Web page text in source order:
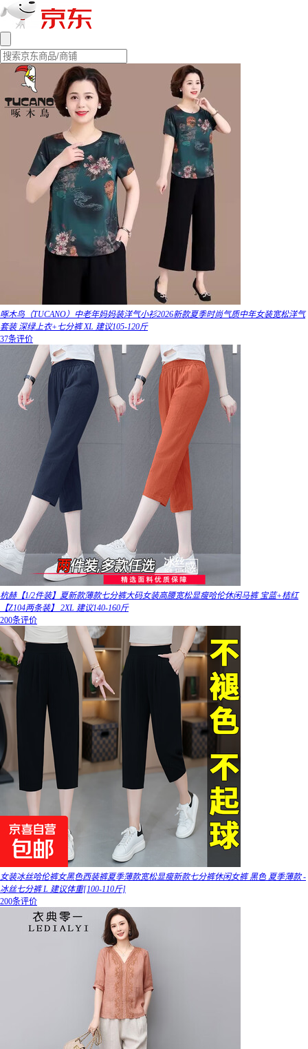
啄木鸟（TUCANO）中老年妈妈装洋气小衫2026新款夏季时尚气质中年女装宽松洋气
套装 深绿上衣+七分裤 XL 建议105-120斤
37条评价
杭赫【1/2件装】夏新款薄款七分裤大码女装高腰宽松显瘦哈伦休闲马裤 宝蓝+桔红
【Z104两条装】 2XL 建议140-160斤
200条评价
女装冰丝哈伦裤女黑色西装裤夏季薄款宽松显瘦新款七分裤休闲女裤 黑色 夏季薄款 -
冰丝七分裤 L 建议体重[100-110斤]
200条评价